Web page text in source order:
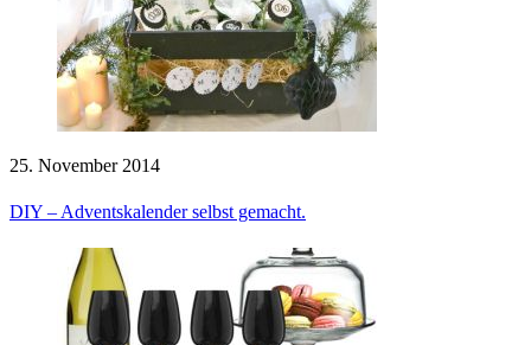
25. November 2014
DIY – Adventskalender selbst gemacht.